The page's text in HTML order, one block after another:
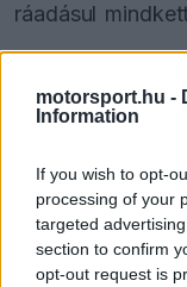
motorsport.hu -
Information
If you wish to opt-
processing of your
targeted
section to confirm
opt-out request is
ráadásul
This
a
modal
window.
The media